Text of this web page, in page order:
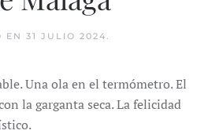
EN 31 JULIO 2024.
Una ola en el termómetro. El
la garganta seca. La felicidad